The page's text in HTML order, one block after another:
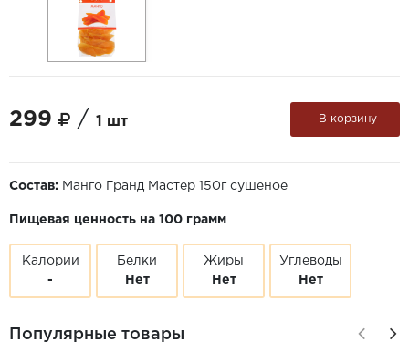
299 / 1 шт В корзину
Состав: Манго Гранд Мастер 150г сушеное
Пищевая ценность на 100 грамм
Калории
-
Белки
Нет
Жиры
Нет
Углеводы
Нет
Популярные товары